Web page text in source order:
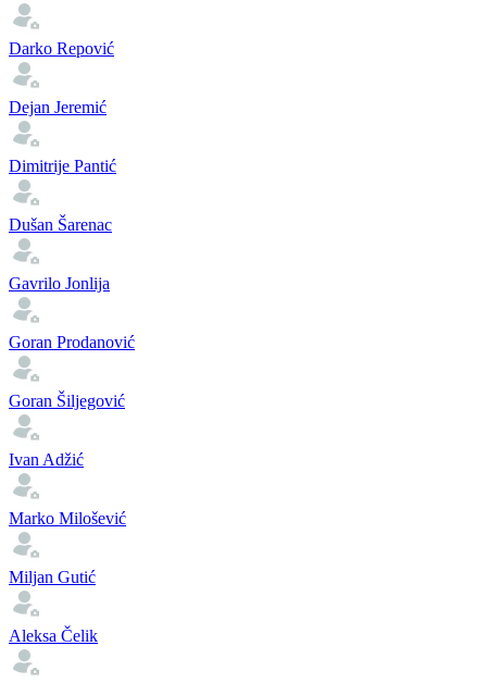
Darko Repović
Dejan Jeremić
Dimitrije Pantić
Dušan Šarenac
Gavrilo Jonlija
Goran Prodanović
Goran Šiljegović
Ivan Adžić
Marko Milošević
Miljan Gutić
Aleksa Čelik